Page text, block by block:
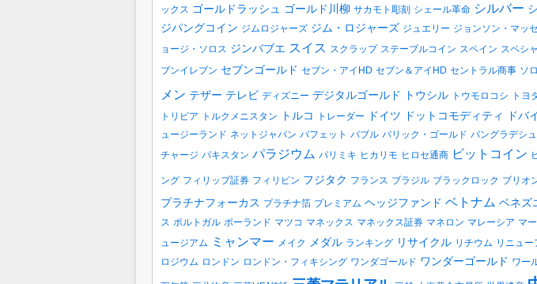
ックス ゴールドラッシュ ゴールド川柳 サカモト彫刻 シェール革命 シルバー
ジパングコイン ジムロジャーズ ジム・ロジャーズ ジュエリー ジョンソン・マッ
ョージ・ソロス ジンバブエ スイス スクラップ ステーブルコイン スペイン スペシ
ブンイレブン セブンゴールド セブン・アイHD セブン＆アイHD セントラル商事 ソ
メン テザー テレビ ディズニー デジタルゴールド トウシル トウモロコシ トヨ
トリビア
トルクメニスタン トルコ トレーダー ドイツ ドットコモディティ ドバ
ュージーランド ネットジャパン バフェット バブル バリック・ゴールド バングラデシュ
チャージ パキスタン パラジウム パリミキ ヒカリモ ヒロセ通商 ビットコイン
ング フィリップ証券 フィリピン フジタク フランス ブラジル ブラックロック ブリオ
プラチナフォーカス プラチナ箔 プレミアム ヘッジファンド ベトナム ベネズ
ス ポルトガル ポーランド マツコ マネックス マネックス証券 マネロン マレーシア マ
ュージアム
ミャンマー メイク メダル ランキング リサイクル リチウム リニュー
ロジウム ロンドン ロンドン・フィキシング ワンダゴールド ワンダーゴールド ワー